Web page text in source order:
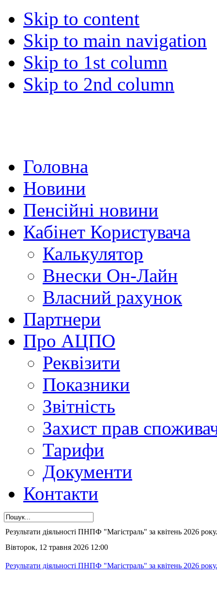
Skip to content
Skip to main navigation
Skip to 1st column
Skip to 2nd column
Головна
Новини
Пенсійні новини
Кабінет Користувача
Калькулятор
Внески Он-Лайн
Власний рахунок
Партнери
Про АЦПО
Реквізити
Показники
Звітність
Захист прав
Тарифи
Документи
Контакти
Результати діяльності ПНПФ "Магістраль" за квітень 2026 року.
Вівторок, 12 травня 2026 12:00
Результати діяльності ПНПФ "Магістраль" за квітень 2026 року.